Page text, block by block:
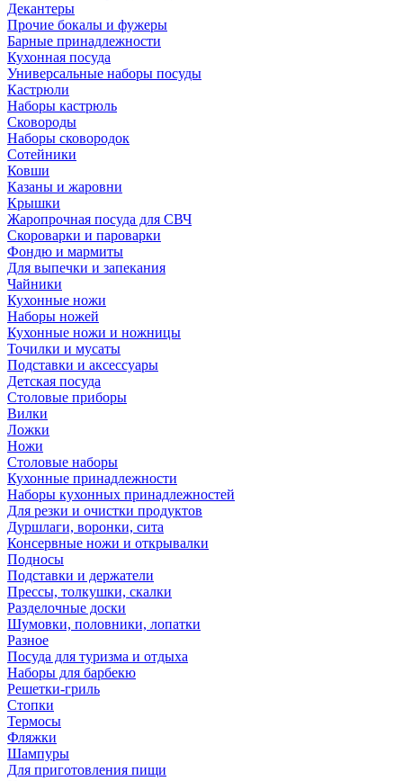
Декантеры
Прочие бокалы и фужеры
Барные принадлежности
Кухонная посуда
Универсальные наборы посуды
Кастрюли
Наборы кастрюль
Сковороды
Наборы сковородок
Сотейники
Ковши
Казаны и жаровни
Крышки
Жаропрочная посуда для СВЧ
Скороварки и пароварки
Фондю и мармиты
Для выпечки и запекания
Чайники
Кухонные ножи
Наборы ножей
Кухонные ножи и ножницы
Точилки и мусаты
Подставки и аксессуары
Детская посуда
Столовые приборы
Вилки
Ложки
Ножи
Столовые наборы
Кухонные принадлежности
Наборы кухонных принадлежностей
Для резки и очистки продуктов
Дуршлаги, воронки, сита
Консервные ножи и открывалки
Подносы
Подставки и держатели
Прессы, толкушки, скалки
Разделочные доски
Шумовки, половники, лопатки
Разное
Посуда для туризма и отдыха
Наборы для барбекю
Решетки-гриль
Стопки
Термосы
Фляжки
Шампуры
Для приготовления пищи